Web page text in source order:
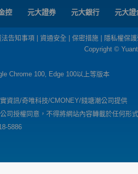
控 元大證券 元大銀行 元大證
告知事項 資通安全 保密措施 隱私權保護
Copyright ©
Chrome 100, Edge 100以上等版本
資訊/奇唯科技/CMONEY/錢塘潮公司提供
司授權同意，不得將網站內容轉載於任何形
5886